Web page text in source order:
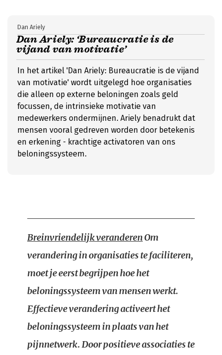
Dan Ariely: ‘Bureaucratie is de
vijand van motivatie’
Dan Ariely
In het artikel 'Dan Ariely: Bureaucratie is de vijand
van motivatie' wordt uitgelegd hoe organisaties
die alleen op externe beloningen zoals geld
focussen, de intrinsieke motivatie van
medewerkers ondermijnen. Ariely benadrukt dat
mensen vooral gedreven worden door betekenis
en erkening - krachtige activatoren van ons
beloningssysteem.
Breinvriendelijk veranderenOm
verandering in organisaties te faciliteren,
moet je eerst begrijpen hoe het
beloningssysteem van mensen werkt.
Effectieve verandering activeert het
beloningssysteem in plaats van het
pijnnetwerk. Door positieve associaties te